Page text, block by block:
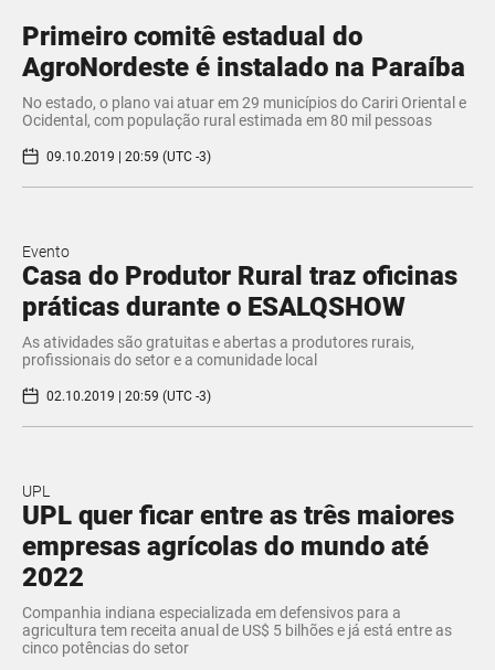
Primeiro comitê estadual do
AgroNordeste é instalado na Paraíba
No estado, o plano vai atuar em 29 municípios do Cariri Oriental e
Ocidental, com população rural estimada em 80 mil pessoas
09.10.2019 | 20:59 (UTC -3)
Evento
Casa do Produtor Rural traz oficinas
práticas durante o ESALQSHOW
As atividades são gratuitas e abertas a produtores rurais,
profissionais do setor e a comunidade local
02.10.2019 | 20:59 (UTC -3)
UPL
UPL quer ficar entre as três maiores
empresas agrícolas do mundo até
2022
Companhia indiana especializada em defensivos para a
agricultura tem receita anual de US$ 5 bilhões e já está entre as
cinco potências do setor